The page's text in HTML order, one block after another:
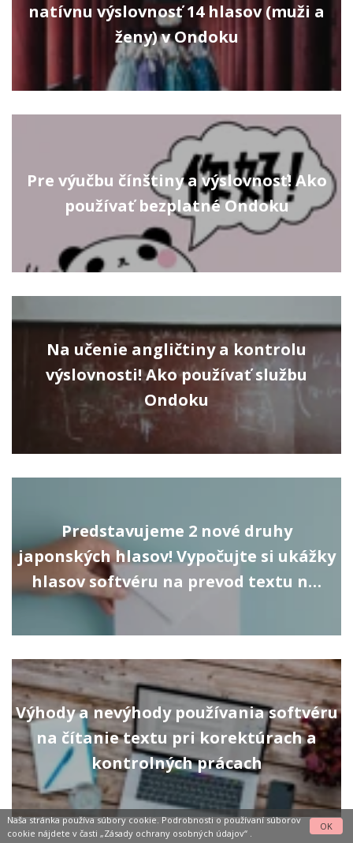
natívnu výslovnosť 14 hlasov (muži a
ženy) v Ondoku
Pre výučbu čínštiny a výslovnosť! Ako
používať bezplatné Ondoku
Na učenie angličtiny a kontrolu
výslovnosti! Ako používať službu
Ondoku
Predstavujeme 2 nové druhy
japonských hlasov! Vypočujte si ukážky
hlasov softvéru na prevod textu n…
Výhody a nevýhody používania softvéru
na čítanie textu pri korektúrach a
kontrolných prácach
Naša stránka používa súbory cookie. Podrobnosti o používaní súborov
cookie nájdete v časti „Zásady ochrany osobných údajov“.
OK